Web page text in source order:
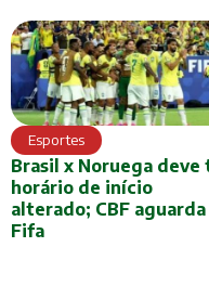
Esportes
Brasil x Noruega deve
horário de início
alterado; CBF aguarda
Fifa